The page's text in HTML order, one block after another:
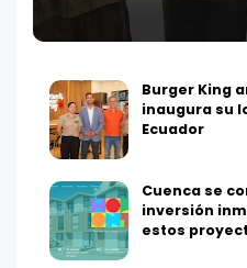
Burger King
inaugura su
Ecuador
Cuenca se
inversión
estos